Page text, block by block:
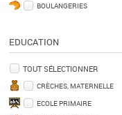
BOULANGERIES
EDUCATION
TOUT SÉLECTIONNER
CRÈCHES, MATERNELLE
ECOLE PRIMAIRE